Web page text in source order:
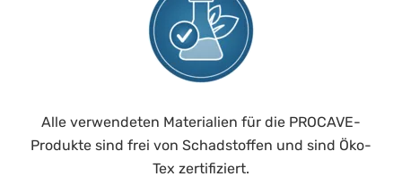
Alle verwendeten Materialien für die PROCAVE-
Produkte sind frei von Schadstoffen und sind Öko-
Tex zertifiziert.